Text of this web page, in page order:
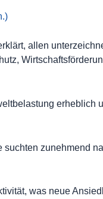
allen
erheblich
suchten zunehmend
was neue